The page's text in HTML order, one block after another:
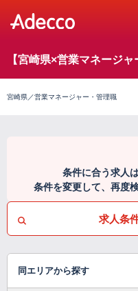
【宮崎県×営業マネージ
宮崎県／営業マネージャー・管理職
条件に合う求人
条件を変更して、再度
求人条
同エリアから探す